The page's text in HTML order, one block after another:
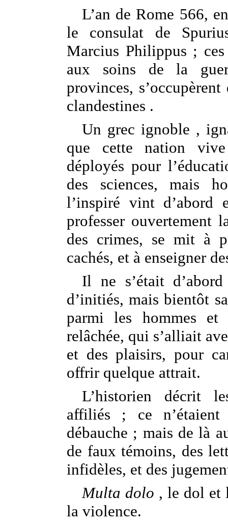
L’an de Rome 566,
le consulat de
Marcius Philippus ;
aux soins de la
provinces,
clandestines .
Un grec ignoble ,
que cette nation
déployés pour
des sciences, mais
l’inspiré vint
professer ouvertement
des crimes, se mit à
cachés, et à enseigner
Il ne s’était
d’initiés, mais bientôt
parmi les hommes
relâchée, qui s’alliait
et des plaisirs, pour
offrir quelque attrait.
L’historien décrit
affiliés ; ce n’étaient
débauche ; mais de là
de faux témoins, des
infidèles, et des
Multa dolo , le dol et
la violence.